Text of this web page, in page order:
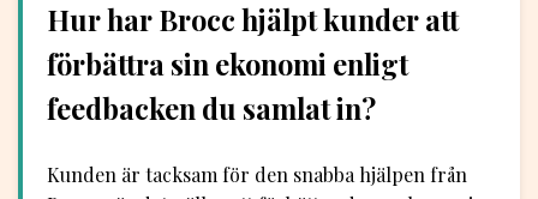
Hur har Brocc hjälpt kunder att
förbättra sin ekonomi enligt
feedbacken du samlat in?
Kunden är tacksam för den snabba hjälpen från